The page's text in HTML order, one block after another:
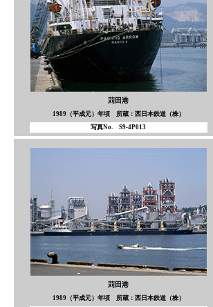
苅田港
1989（平成元）年頃 所蔵：西日本鉄道（株）
写真No. S9-4P013
苅田港
1989（平成元）年頃 所蔵：西日本鉄道（株）